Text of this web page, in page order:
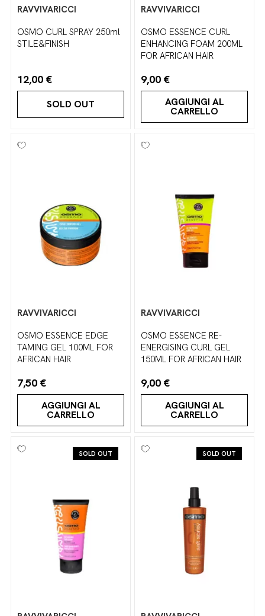
RAVVIVARICCI
OSMO CURL SPRAY 250ml
STILE&FINISH
12,00 €
SOLD OUT
RAVVIVARICCI
OSMO ESSENCE CURL
ENHANCING FOAM 200ML
FOR AFRICAN HAIR
9,00 €
AGGIUNGI AL
CARRELLO
RAVVIVARICCI
OSMO ESSENCE EDGE
TAMING GEL 100ML FOR
AFRICAN HAIR
7,50 €
AGGIUNGI AL
CARRELLO
RAVVIVARICCI
OSMO ESSENCE RE-
ENERGISING CURL GEL
150ML FOR AFRICAN HAIR
9,00 €
AGGIUNGI AL
CARRELLO
SOLD OUT SOLD OUT